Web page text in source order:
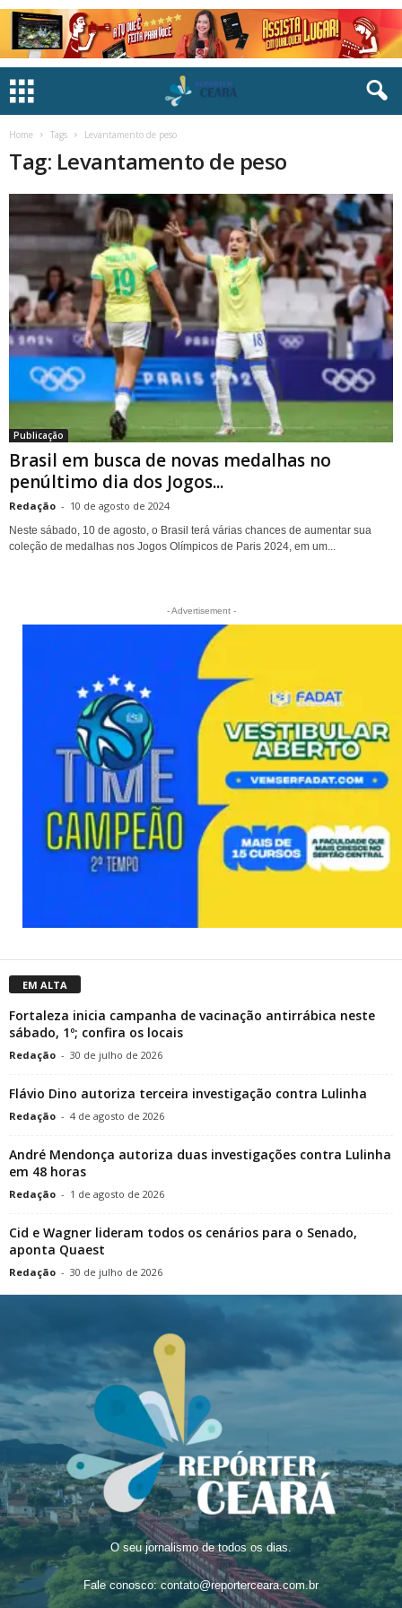
Home Tags Levantamento de peso
Tag: Levantamento de peso
Publicação
Brasil em busca de novas medalhas no
penúltimo dia dos Jogos...
Redação - 10 de agosto de 2024
Neste sábado, 10 de agosto, o Brasil terá várias chances de aumentar sua
coleção de medalhas nos Jogos Olímpicos de Paris 2024, em um...
- Advertisement -
EM ALTA
Fortaleza inicia campanha de vacinação antirrábica neste
sábado, 1º; confira os locais
Redação - 30 de julho de 2026
Flávio Dino autoriza terceira investigação contra Lulinha
Redação - 4 de agosto de 2026
André Mendonça autoriza duas investigações contra Lulinha
em 48 horas
Redação - 1 de agosto de 2026
Cid e Wagner lideram todos os cenários para o Senado,
aponta Quaest
Redação - 30 de julho de 2026
O seu jornalismo de todos os dias.
Fale conosco: contato@reporterceara.com.br